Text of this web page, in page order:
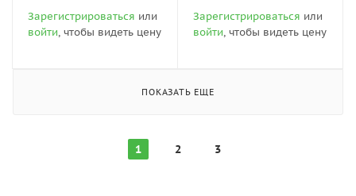
Зарегистрироваться или
войти, чтобы видеть цену
Зарегистрироваться или
войти, чтобы видеть цену
ПОКАЗАТЬ ЕЩЕ
1 2 3